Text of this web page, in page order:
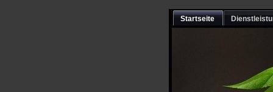
Startseite